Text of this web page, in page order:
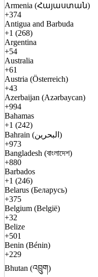
Armenia (Հայաստան)
+374
Antigua and Barbuda
+1 (268)
Argentina
+54
Australia
+61
Austria (Österreich)
+43
Azerbaijan (Azərbaycan)
+994
Bahamas
+1 (242)
Bahrain (البحرين)
+973
Bangladesh (বাংলাদেশ)
+880
Barbados
+1 (246)
Belarus (Беларусь)
+375
Belgium (België)
+32
Belize
+501
Benin (Bénin)
+229
Bhutan (འབྲུག)